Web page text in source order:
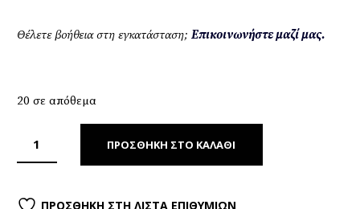
Θέλετε βοήθεια στη εγκατάσταση; Επικοινωνήστε μαζί μας.
20 σε απόθεμα
ΠΡΟΣΘΉΚΗ ΣΤΟ ΚΑΛΆΘΙ
ΠΡΟΣΘΉΚΗ ΣΤΗ ΛΊΣΤΑ ΕΠΙΘΥΜΙΏΝ